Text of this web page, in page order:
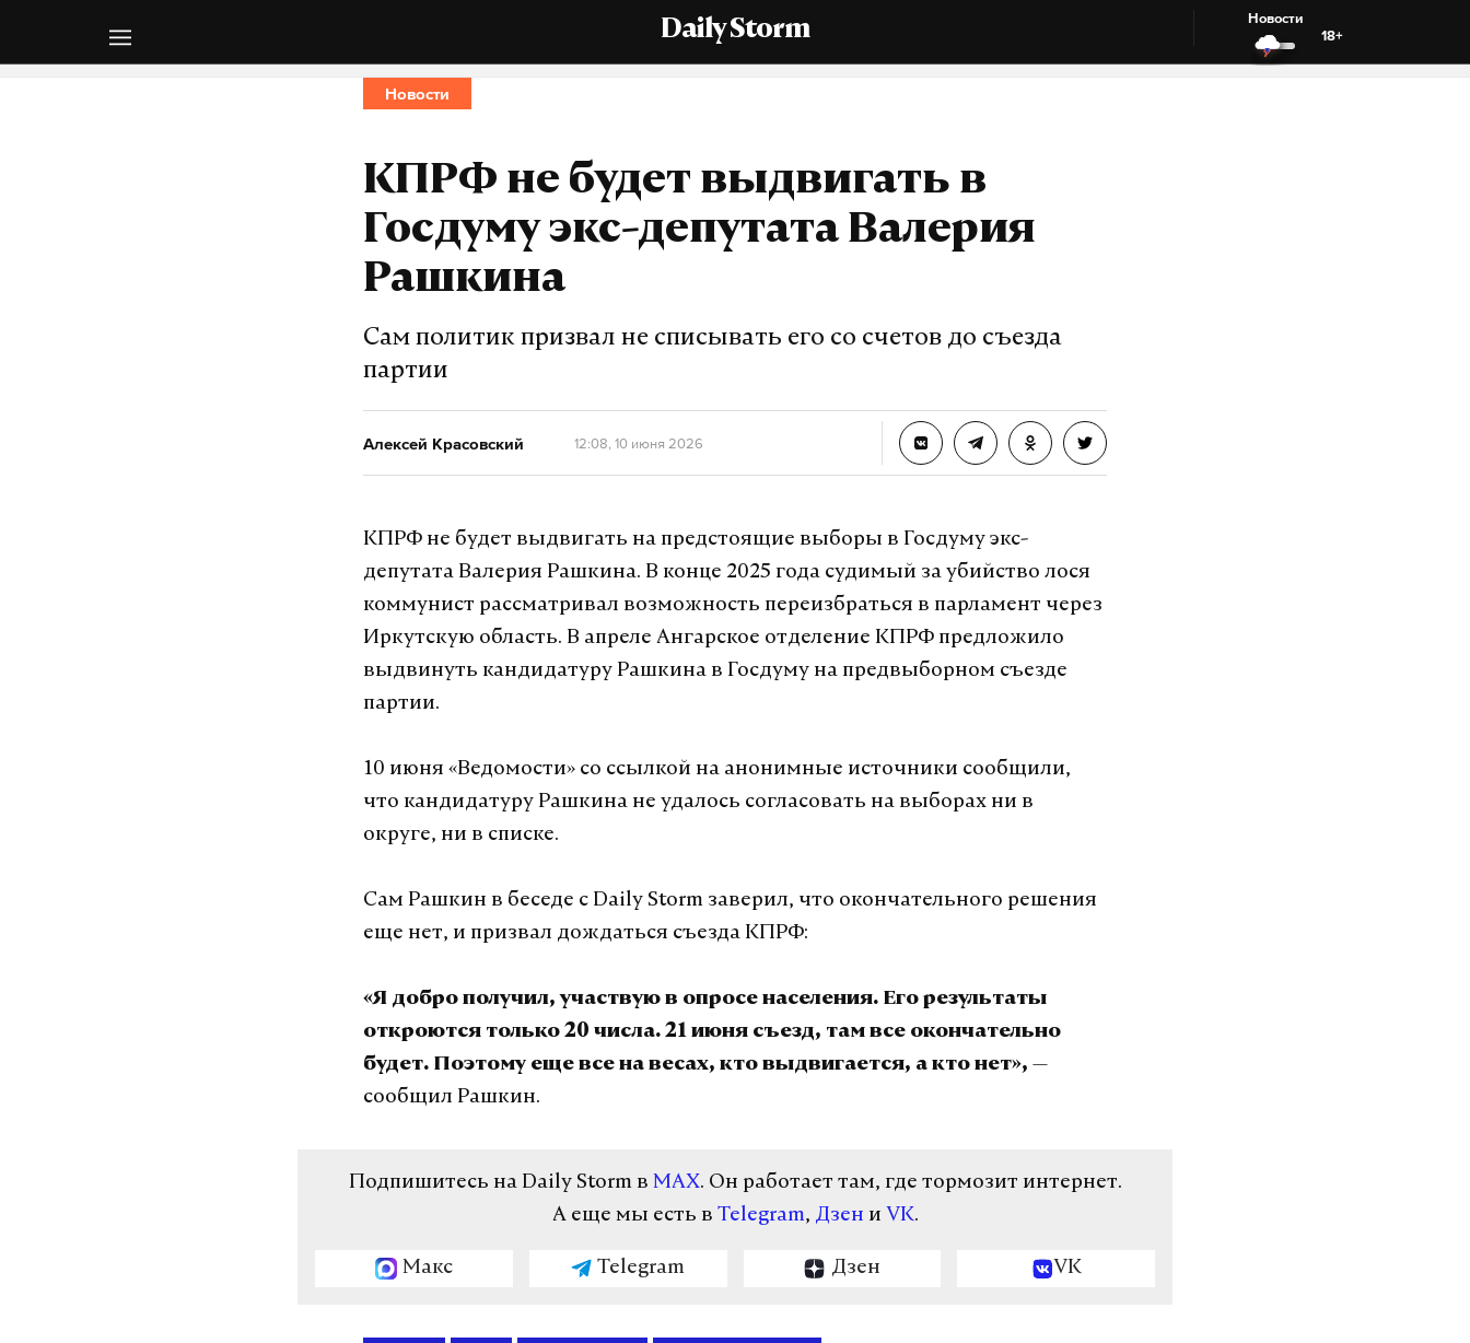
Daily Storm
Новости
18+
Новости
КПРФ не будет выдвигать в
Госдуму экс-депутата Валерия
Рашкина
Сам политик призвал не списывать его со счетов до съезда
партии
Алексей Красовский 12:08, 10 июня 2026
КПРФ не будет выдвигать на предстоящие выборы в Госдуму экс-
депутата Валерия Рашкина. В конце 2025 года судимый за убийство лося
коммунист рассматривал возможность переизбраться в парламент через
Иркутскую область. В апреле Ангарское отделение КПРФ предложило
выдвинуть кандидатуру Рашкина в Госдуму на предвыборном съезде
партии.
10 июня «Ведомости» со ссылкой на анонимные источники сообщили,
что кандидатуру Рашкина не удалось согласовать на выборах ни в
округе, ни в списке.
Сам Рашкин в беседе с Daily Storm заверил, что окончательного решения
еще нет, и призвал дождаться съезда КПРФ:
«Я добро получил, участвую в опросе населения. Его результаты
откроются только 20 числа. 21 июня съезд, там все окончательно
будет. Поэтому еще все на весах, кто выдвигается, а кто нет», —
сообщил Рашкин.
Подпишитесь на Daily Storm в MAX. Он работает там, где тормозит интернет.
А еще мы есть в Telegram, Дзен и VK.
Макс Telegram Дзен VK